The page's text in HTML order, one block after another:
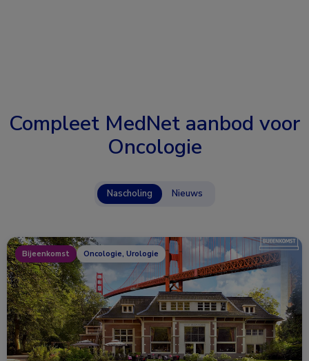
Compleet MedNet aanbod voor
Oncologie
Nascholing Nieuws
Bijeenkomst Oncologie, Urologie